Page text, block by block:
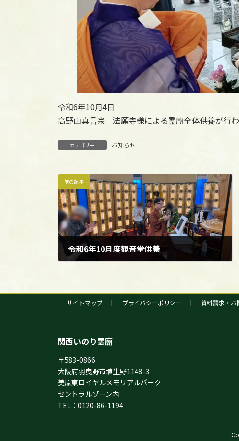
令和6年10月4日
高野山真言宗 法願寺様による霊廟全体供養が行わ
カテゴリー お知らせ
前の記事
令和6年10月度観音堂供養
サイトマップ プライバシーポリシー 資料請求・お
関西いのり霊廟
〒583-0866
大阪府羽曳野市埴生野1148-3
美原東ロイヤルメモリアルパーク
セントラルゾーン内
TEL：0120-86-1194